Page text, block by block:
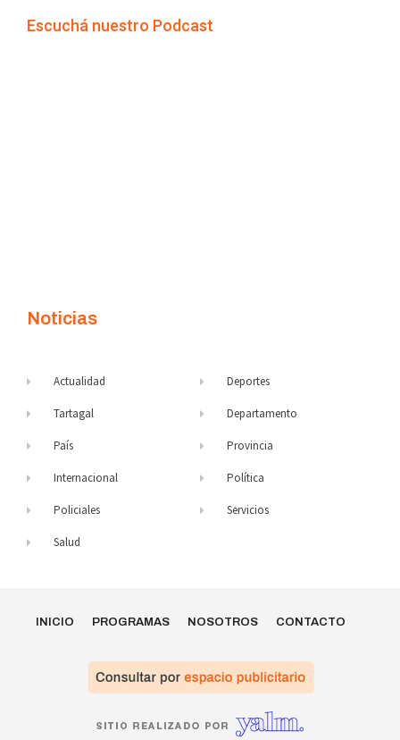
Escuchá nuestro Podcast
Noticias
Actualidad
Tartagal
País
Internacional
Policiales
Salud
Deportes
Departamento
Provincia
Política
Servicios
INICIO PROGRAMAS NOSOTROS CONTACTO